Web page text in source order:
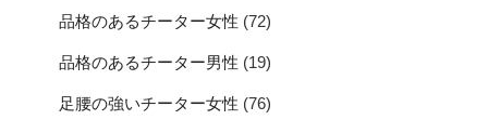
品格のあるチーター女性 (72)
品格のあるチーター男性 (19)
足腰の強いチーター女性 (76)